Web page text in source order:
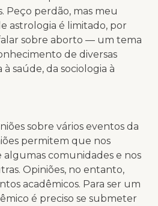
Peço perdão, mas meu
astrologia é limitado, por
sobre aborto — um tema
de diversas
à saúde, da sociologia à
sobre vários eventos da
permitem que nos
algumas comunidades e nos
Opiniões, no entanto,
acadêmicos. Para ser um
é preciso se submeter